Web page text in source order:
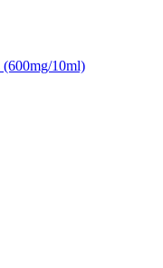
(600mg/10ml)